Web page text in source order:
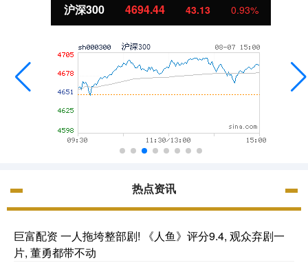
北证50 1134.24 11.37 1.01%
热点资讯
巨富配资 一人拖垮整部剧! 《人鱼》评分9.4, 观众弃剧一
片, 董勇都带不动